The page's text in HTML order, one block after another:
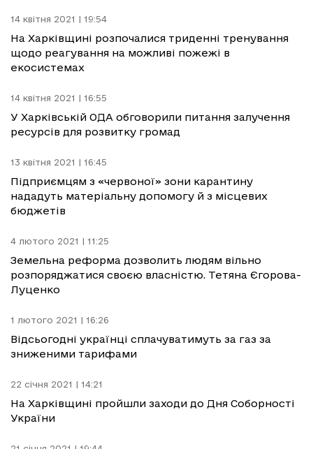
14 квітня 2021 | 19:54
На Харківщині розпочалися триденні тренування
щодо реагування на можливі пожежі в
екосистемах
14 квітня 2021 | 16:55
У Харківській ОДА обговорили питання залучення
ресурсів для розвитку громад
13 квітня 2021 | 16:45
Підприємцям з «червоної» зони карантину
нададуть матеріальну допомогу й з місцевих
бюджетів
4 лютого 2021 | 11:25
Земельна реформа дозволить людям вільно
розпоряджатися своєю власністю. Тетяна Єгорова-
Луценко
1 лютого 2021 | 16:26
Відсьогодні українці сплачуватимуть за газ за
зниженими тарифами
22 січня 2021 | 14:21
На Харківщині пройшли заходи до Дня Соборності
України